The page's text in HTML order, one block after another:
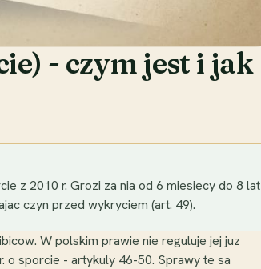
- czym jest i jak
z 2010 r. Grozi za nia od 6 miesiecy do 8 lat
czyn przed wykryciem (art. 49).
W polskim prawie nie reguluje jej juz
o sporcie - artykuly 46-50. Sprawy te sa